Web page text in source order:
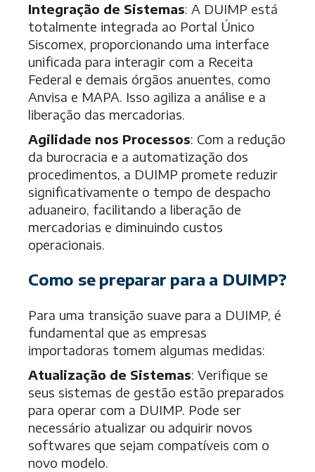
Integração de Sistemas: A DUIMP está
totalmente integrada ao Portal Único
Siscomex, proporcionando uma interface
unificada para interagir com a Receita
Federal e demais órgãos anuentes, como
Anvisa e MAPA. Isso agiliza a análise e a
liberação das mercadorias.
Agilidade nos Processos: Com a redução
da burocracia e a automatização dos
procedimentos, a DUIMP promete reduzir
significativamente o tempo de despacho
aduaneiro, facilitando a liberação de
mercadorias e diminuindo custos
operacionais.
Como se preparar para a DUIMP?
Para uma transição suave para a DUIMP, é
fundamental que as empresas
importadoras tomem algumas medidas:
Atualização de Sistemas: Verifique se
seus sistemas de gestão estão preparados
para operar com a DUIMP. Pode ser
necessário atualizar ou adquirir novos
softwares que sejam compatíveis com o
novo modelo.